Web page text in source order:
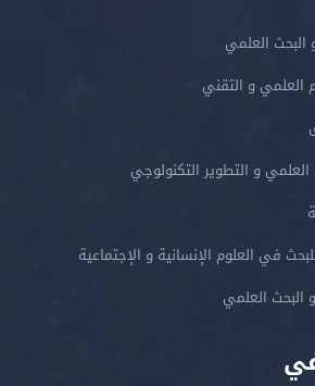
البحث العلمي
العلمي و التقني
العلمي و التطوير التكنولوجي
في العلوم الإنسانية و الإجتماعية
البحث العلمي